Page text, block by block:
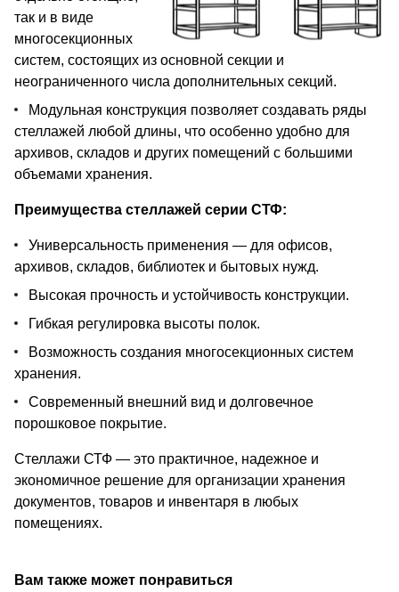
так и в виде
многосекционных
систем, состоящих из основной секции и
неограниченного числа дополнительных секций.
Модульная конструкция позволяет создавать ряды
стеллажей любой длины, что особенно удобно для
архивов, складов и других помещений с большими
объемами хранения.
Преимущества стеллажей серии СТФ:
Универсальность применения — для офисов,
архивов, складов, библиотек и бытовых нужд.
Высокая прочность и устойчивость конструкции.
Гибкая регулировка высоты полок.
Возможность создания многосекционных систем
хранения.
Современный внешний вид и долговечное
порошковое покрытие.
Стеллажи СТФ — это практичное, надежное и
экономичное решение для организации хранения
документов, товаров и инвентаря в любых
помещениях.
Вам также может понравиться